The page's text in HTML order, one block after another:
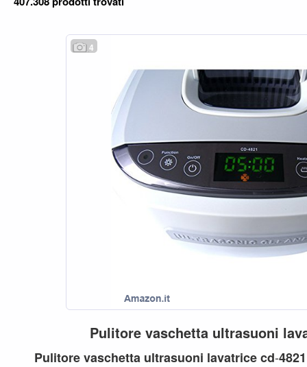
4
Pulitore vaschetta ultrasuoni
Pulitorevaschetta ultrasuoni lavatricecd-4821